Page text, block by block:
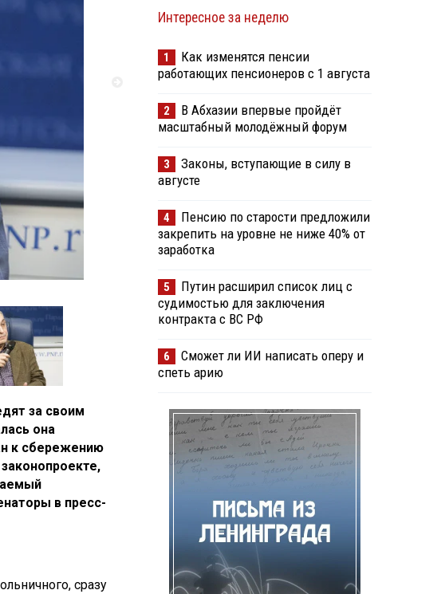
за своим
она
к сбережению
в пресс-
сразу
Интересное за неделю
1
Как изменятся пенсии
работающих пенсионеров с 1 августа
2
В Абхазии впервые пройдёт
масштабный молодёжный форум
3
Законы, вступающие в силу в
августе
4
Пенсию по старости предложили
закрепить на уровне не ниже 40% от
заработка
5
Путин расширил список лиц с
судимостью для заключения
контракта с ВС РФ
6
Сможет ли ИИ написать оперу и
спеть арию